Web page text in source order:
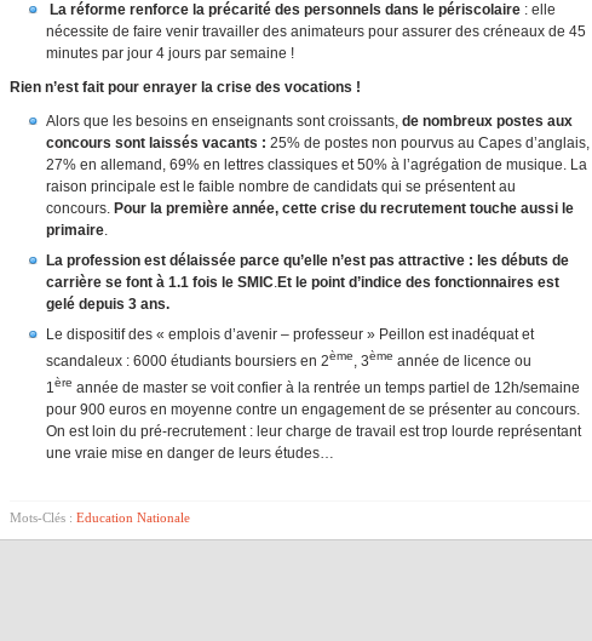
La réforme renforce la précarité des personnels dans le périscolaire : elle
nécessite de faire venir travailler des animateurs pour assurer des créneaux de 45
minutes par jour 4 jours par semaine !
Rien n’est fait pour enrayer la crise des vocations !
Alors que les besoins en enseignants sont croissants, de nombreux postes aux
concours sont laissés vacants : 25% de postes non pourvus au Capes d’anglais,
27% en allemand, 69% en lettres classiques et 50% à l’agrégation de musique. La
raison principale est le faible nombre de candidats qui se présentent au
concours. Pour la première année, cette crise du recrutement touche aussi le
primaire.
La profession est délaissée parce qu’elle n’est pas attractive : les débuts de
carrière se font à 1.1 fois le SMIC.Et le point d’indice des fonctionnaires est
gelé depuis 3 ans.
Le dispositif des « emplois d’avenir – professeur » Peillon est inadéquat et
scandaleux : 6000 étudiants boursiers en 2ème, 3ème année de licence ou
1ère année de master se voit confier à la rentrée un temps partiel de 12h/semaine
pour 900 euros en moyenne contre un engagement de se présenter au concours.
On est loin du pré-recrutement : leur charge de travail est trop lourde représentant
une vraie mise en danger de leurs études…
Mots-Clés : Education Nationale